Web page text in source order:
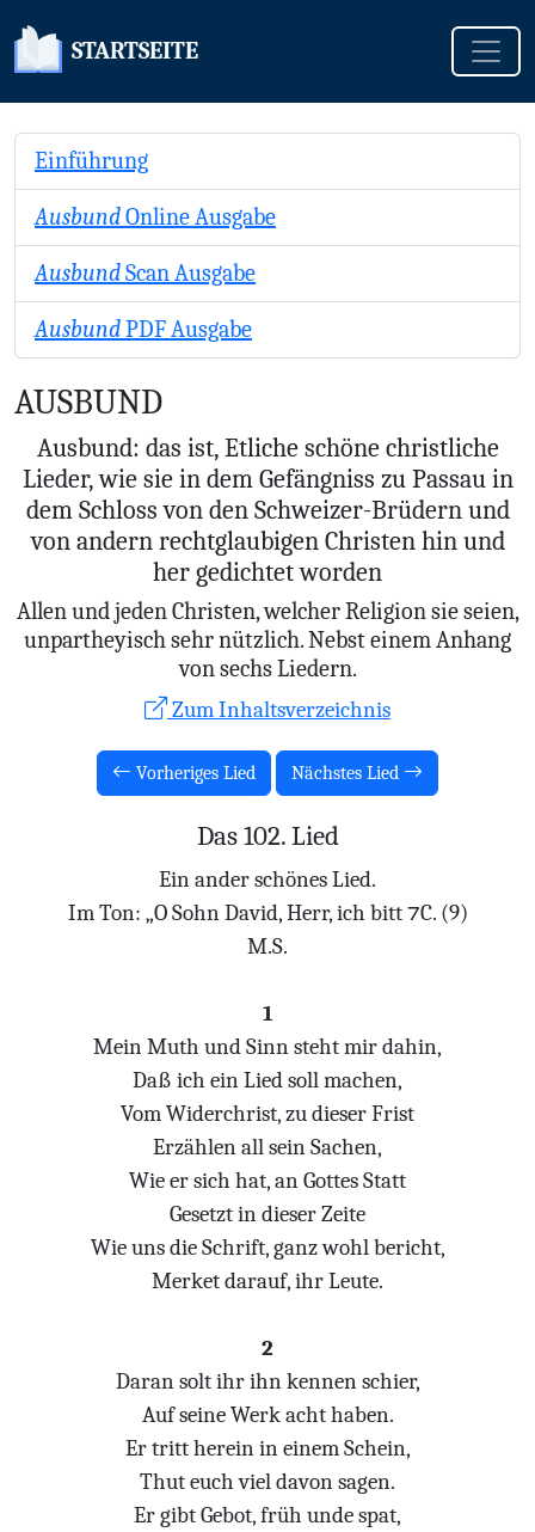
STARTSEITE
Einführung
AusbundOnline Ausgabe
AusbundScan Ausgabe
AusbundPDF Ausgabe
AUSBUND
Ausbund: das ist, Etliche schöne christliche
Lieder, wie sie in dem Gefängniss zu Passau in
dem Schloss von den Schweizer-Brüdern und
von andern rechtglaubigen Christen hin und
her gedichtet worden
Allen und jeden Christen, welcher Religion sie seien,
unpartheyisch sehr nützlich. Nebst einem Anhang
von sechs Liedern.
Zum Inhaltsverzeichnis
Vorheriges Lied Nächstes Lied
Das 102. Lied
Ein ander schönes Lied.
Im Ton: „O Sohn David, Herr, ich bitt ⁊C. (9)
M.S.
1
Mein Muth und Sinn steht mir dahin,
Daß ich ein Lied soll machen,
Vom Widerchrist, zu dieser Frist
Erzählen all sein Sachen,
Wie er sich hat, an Gottes Statt
Gesetzt in dieser Zeite
Wie uns die Schrift, ganz wohl bericht,
Merket darauf, ihr Leute.
2
Daran solt ihr ihn kennen schier,
Auf seine Werk acht haben.
Er tritt herein in einem Schein,
Thut euch viel davon sagen.
Er gibt Gebot, früh unde spat,